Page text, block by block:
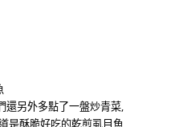
還另外多點了一盤炒青菜,